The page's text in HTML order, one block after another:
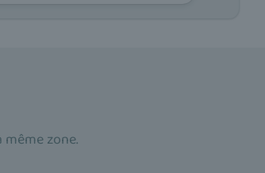
zone.